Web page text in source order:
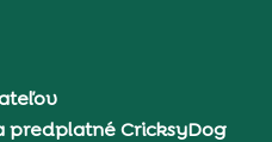
predplatné CricksyDog